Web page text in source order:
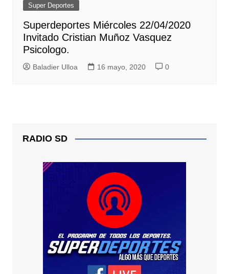
Super Deportes
Superdeportes Miércoles 22/04/2020
Invitado Cristian Muñoz Vasquez
Psicologo.
Baladier Ulloa 16 mayo, 2020 0
RADIO SD